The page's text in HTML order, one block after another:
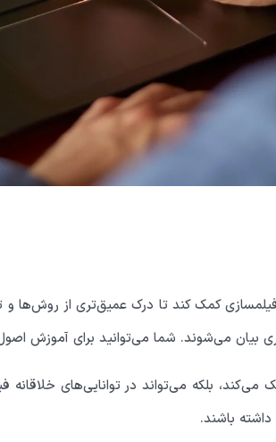
کمک کند تا درک عمیق‌تری از روش‌ها
بیان می‌شوند. شما می‌توانید برای آموزش
بلکه می‌تواند در توانایی‌های خلاقانه
باشند.